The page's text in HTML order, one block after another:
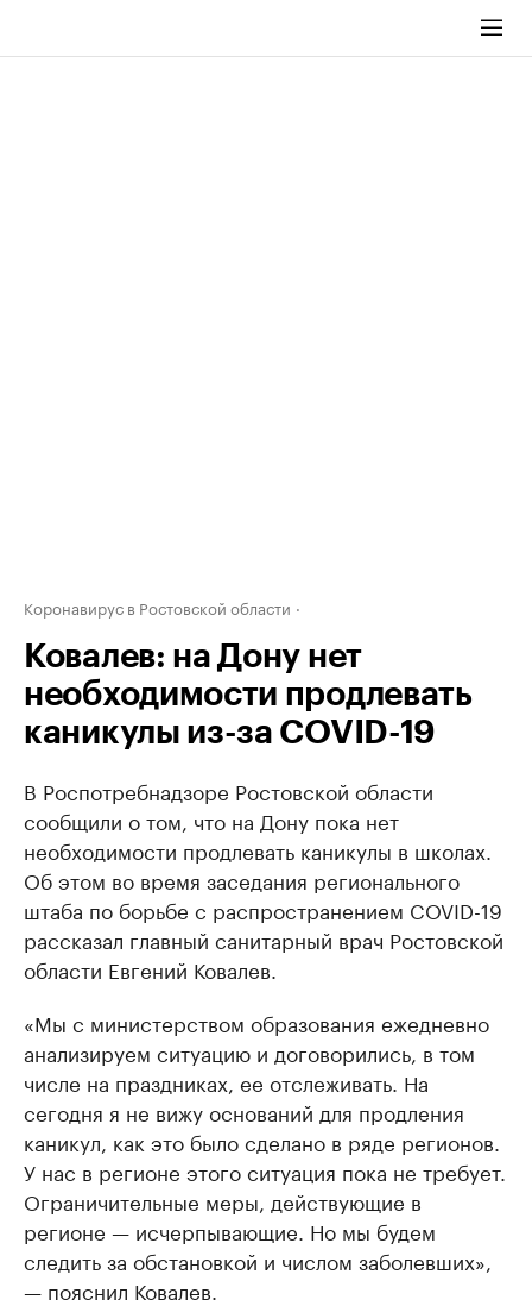
Коронавирус в Ростовской области
Ковалев: на Дону нет
необходимости продлевать
каникулы из-за COVID-19
В Роспотребнадзоре Ростовской области
сообщили о том, что на Дону пока нет
необходимости продлевать каникулы в школах.
Об этом во время заседания регионального
штаба по борьбе с распространением COVID-19
рассказал главный санитарный врач Ростовской
области Евгений Ковалев.
«Мы с министерством образования ежедневно
анализируем ситуацию и договорились, в том
числе на праздниках, ее отслеживать. На
сегодня я не вижу оснований для продления
каникул, как это было сделано в ряде регионов.
У нас в регионе этого ситуация пока не требует.
Ограничительные меры, действующие в
регионе — исчерпывающие. Но мы будем
следить за обстановкой и числом заболевших»,
— пояснил Ковалев.